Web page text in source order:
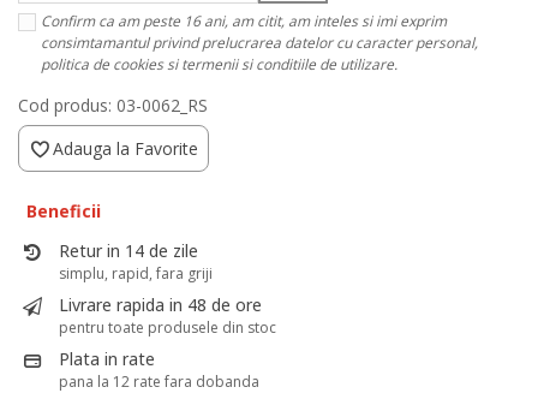
Confirm ca am peste 16 ani, am citit, am inteles si imi exprim
consimtamantul privind prelucrarea datelor cu caracter personal,
politica de cookies si termenii si conditiile de utilizare.
Cod produs: 03-0062_RS
Adauga la Favorite
Beneficii
Retur in 14 de zile
simplu, rapid, fara griji
Livrare rapida in 48 de ore
pentru toate produsele din stoc
Plata in rate
pana la 12 rate fara dobanda